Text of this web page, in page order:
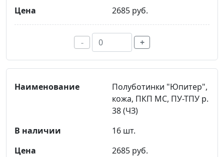
2685 руб.
- +
Полуботинки "Юпитер",
кожа, ПКП МС, ПУ-ТПУ р.
38 (ЧЗ)
16 шт.
2685 руб.